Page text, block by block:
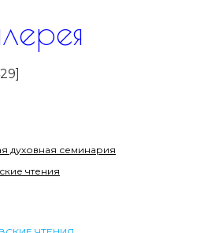
духовная семинария
чтения